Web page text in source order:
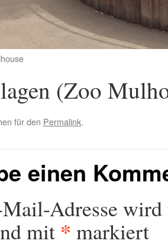
(Zoo
für den Permalink.
einen
Adresse
mit * markiert